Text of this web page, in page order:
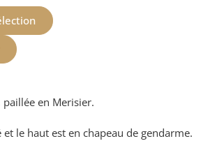
paillée en Merisier.
le haut est en chapeau de gendarme.